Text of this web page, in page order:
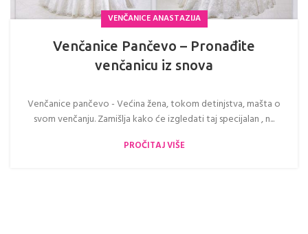
VENČANICE ANASTAZIJA
Venčanice Pančevo – Pronađite
venčanicu iz snova
Venčanice pančevo - Većina žena, tokom detinjstva, mašta o
svom venčanju. Zamišlja kako će izgledati taj specijalan , n...
PROČITAJ VIŠE